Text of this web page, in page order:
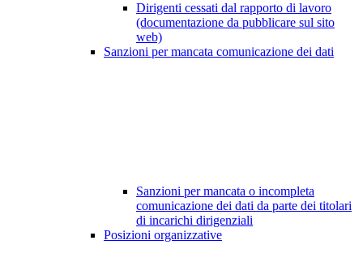
Dirigenti cessati dal rapporto di lavoro
(documentazione da pubblicare sul sito
web)
Sanzioni per mancata comunicazione dei dati
Sanzioni per mancata o incompleta
comunicazione dei dati da parte dei titolari
di incarichi dirigenziali
Posizioni organizzative